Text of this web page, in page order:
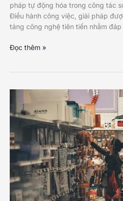
pháp tự động hóa trong công tác
Điều hành công việc, giải pháp
tảng công nghệ tiên tiến nhằm
Giải
&
hành
nghiệp
eOffice
Đọc thêm »